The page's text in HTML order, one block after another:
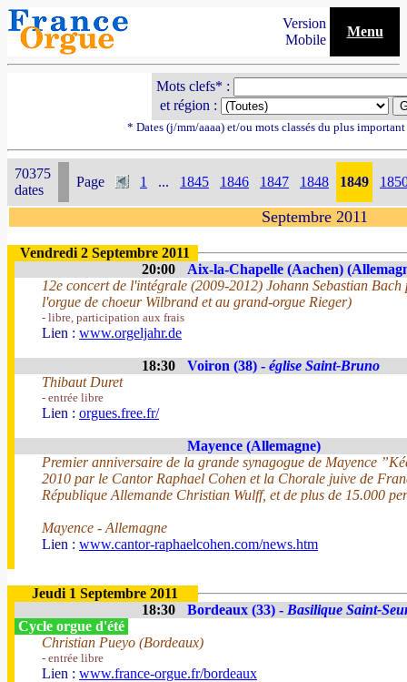
Version
Mobile
Menu
Mots clefs* :
et région :
* Dates (j/mm/aaaa) et/ou mots classés du plus
70375
dates
Page 1 ... 1845 1846 1847 1848 1849
Septembre 2011
Vendredi 2 Septembre 2011
20:00
Aix-la-Chapelle (Aachen)
12e concert de l'intégrale (2009-2012) Johann Sebastian
l'orgue de choeur Wilbrand et au grand-orgue Rieger)
- libre, participation aux frais
Lien : www.orgeljahr.de
18:30 Voiron (38) - église Saint-Bruno
Thibaut Duret
- entrée libre
Lien : orgues.free.fr/
Mayence (Allemagne)
Premier anniversaire de la grande synagogue de Mayence
2010 par le Cantor Raphael Cohen et la Chorale juive de
République Allemande Christian Wulff, et de plus de 15.000
Mayence - Allemagne
Lien : www.cantor-raphaelcohen.com/news.htm
Jeudi 1 Septembre 2011
18:30
Bordeaux (33) - Basilique Saint-
Cycle orgue d'été
Christian Pueyo (Bordeaux)
- entrée libre
Lien : www.france-orgue.fr/bordeaux